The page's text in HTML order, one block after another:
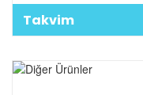
Takvim